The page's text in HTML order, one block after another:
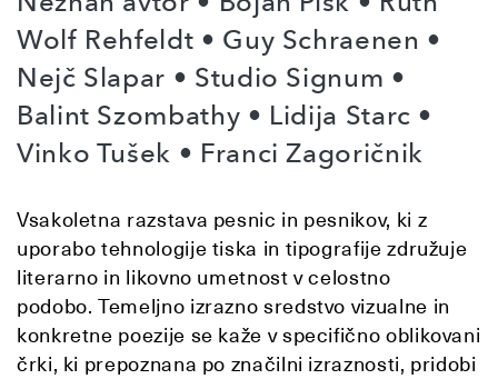
Wolf Rehfeldt • Guy Schraenen •
Nejč Slapar • Studio Signum •
Balint Szombathy • Lidija Starc •
Vinko Tušek • Franci Zagoričnik
Vsakoletna razstava pesnic in pesnikov, ki z
uporabo tehnologije tiska in tipografije združuje
literarno in likovno umetnost v celostno
podobo.Temeljno izrazno sredstvo vizualne in
konkretne poezije se kaže v specifično oblikovani
črki, ki prepoznana po značilni izraznosti, pridobi